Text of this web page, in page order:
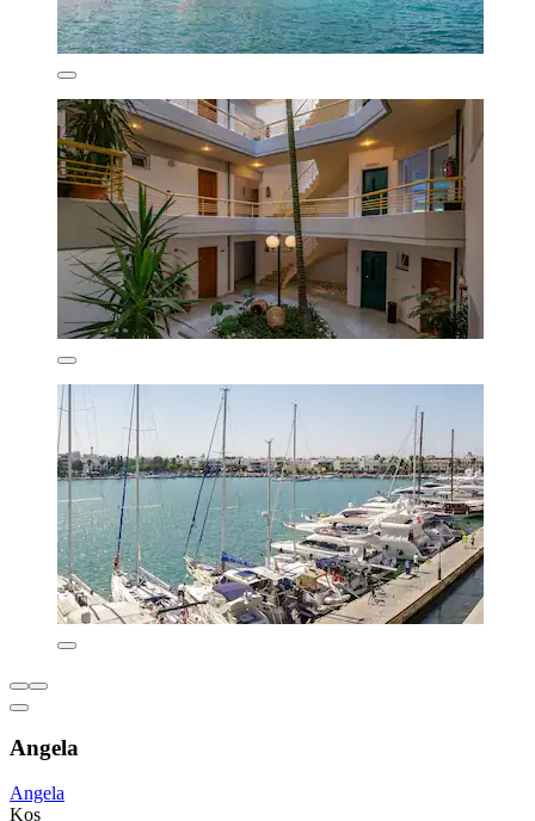
Angela
Angela
Kos